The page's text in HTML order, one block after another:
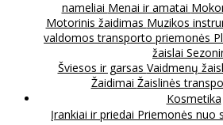
nameliai Menai ir amatai
Motorinis žaidimas Muzikos
valdomos transporto priemonės
žaislai
Šviesos ir garsas Vaidmenų
Žaidimai Žaislinės
Kosmetika
Įrankiai ir priedai Priemonės nuo